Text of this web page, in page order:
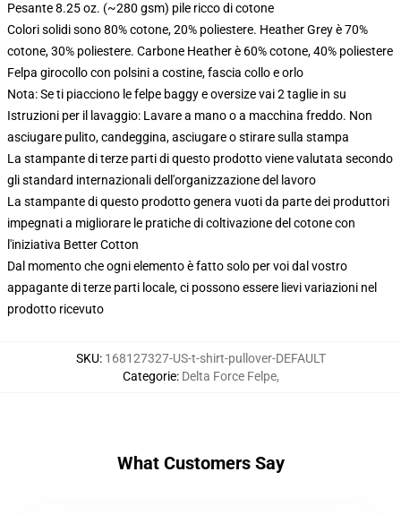
Pesante 8.25 oz. (~280 gsm) pile ricco di cotone
Colori solidi sono 80% cotone, 20% poliestere. Heather Grey è 70%
cotone, 30% poliestere. Carbone Heather è 60% cotone, 40% poliestere
Felpa girocollo con polsini a costine, fascia collo e orlo
Nota: Se ti piacciono le felpe baggy e oversize vai 2 taglie in su
Istruzioni per il lavaggio: Lavare a mano o a macchina freddo. Non
asciugare pulito, candeggina, asciugare o stirare sulla stampa
La stampante di terze parti di questo prodotto viene valutata secondo
gli standard internazionali dell'organizzazione del lavoro
La stampante di questo prodotto genera vuoti da parte dei produttori
impegnati a migliorare le pratiche di coltivazione del cotone con
l'iniziativa Better Cotton
Dal momento che ogni elemento è fatto solo per voi dal vostro
appagante di terze parti locale, ci possono essere lievi variazioni nel
prodotto ricevuto
SKU: 168127327-US-t-shirt-pullover-DEFAULT
Categorie: Delta Force Felpe,
What Customers Say